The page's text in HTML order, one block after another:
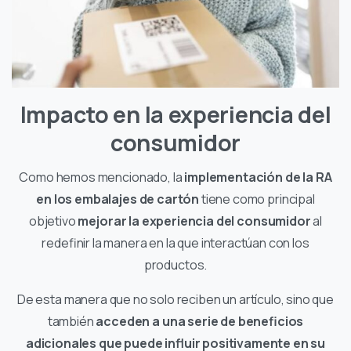
Impacto en la experiencia del
consumidor
Como hemos mencionado, laimplementación de la RA
en los embalajes de cartóntiene como principal
objetivomejorar la experiencia del consumidoral
redefinir la manera en la que interactúan con los
productos.
De esta manera que no solo reciben un artículo, sino que
tambiénacceden a una serie de beneficios
adicionales que puede influir positivamente en su